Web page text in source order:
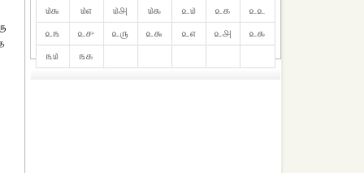
௰௬
௰௭ ௰௮ ௰௯ ௨௰ ௨௧
௨௨
௨௩
௨௪ ௨௫ ௨௬ ௨௭ ௨௮
௨௯
௩௰
௩௧